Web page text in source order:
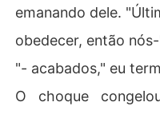
emanando dele.
obedecer, então
"- acabados," eu
O choque